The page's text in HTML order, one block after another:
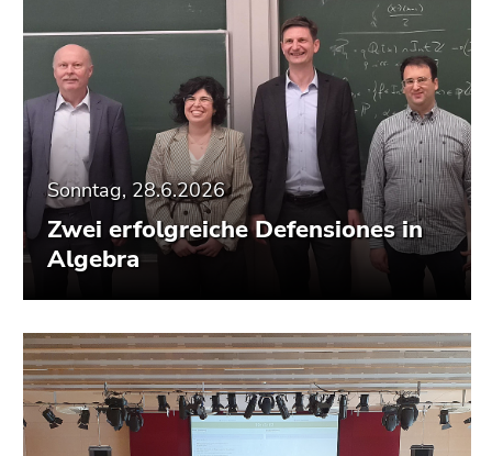
Sonntag, 28.6.2026
Zwei erfolgreiche Defensiones in
Algebra